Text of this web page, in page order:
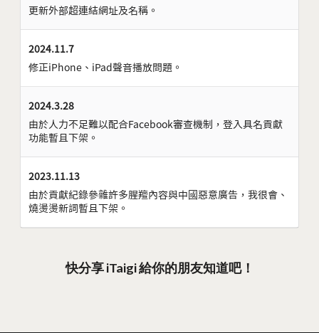
更新外部超連結網址及名稱。
2024.11.7
修正iPhone、iPad聲音播放問題。
2024.3.28
由於人力不足難以配合Facebook審查機制，登入具名貢獻
功能暫且下架。
2023.11.13
由於貢獻紀錄參雜許多腥羶內容與中國惡意廣告，我很會、
燒燙燙新詞暫且下架。
快分享 iTaigi 給你的朋友知道吧！